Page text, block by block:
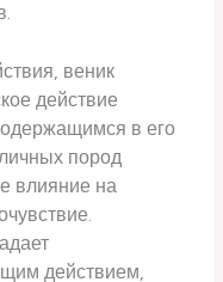
веник
действие
в его
пород
влияние на
действием,